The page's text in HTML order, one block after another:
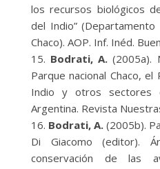
los recursos biológicos
del Indio”
Chaco). AOP. Inf. Inéd.
Bodrati, A. (2005a).
Parque nacional Chaco,
Indio y otros sectores
Argentina. Revista
Bodrati, A. (2005b).
Di Giacomo (editor).
conservación de las